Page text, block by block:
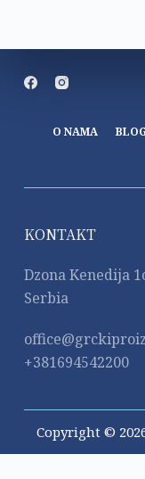
O NAMA
KONTAKT
Dzona Kenedija
Serbia
+381694542200
Copyright ©